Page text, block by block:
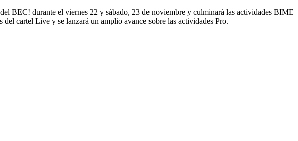
BEC! durante el viernes 22 y sábado, 23 de noviembre y culminará las actividades BIME
cartel Live y se lanzará un amplio avance sobre las actividades Pro.